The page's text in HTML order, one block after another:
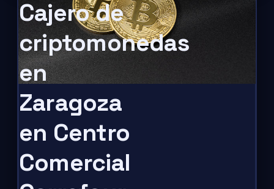
Cajero de
criptomonedas
en
Zaragoza
en Centro
Comercial